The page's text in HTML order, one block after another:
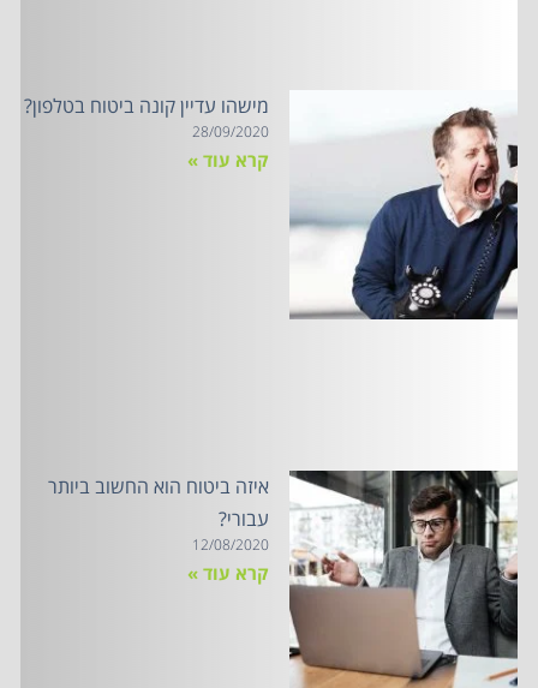
מישהו עדיין קונה ביטוח בטלפון?
28/09/2020
קרא עוד »
איזה ביטוח הוא החשוב ביותר
עבורי?
12/08/2020
קרא עוד »